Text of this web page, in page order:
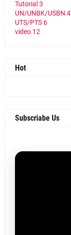
Tutorial 3
UN/UNBK/USBN 4
UTS/PTS 6
video 12
Hot
Subscriabe Us